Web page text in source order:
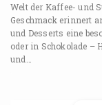
Welt der Kaffee- und
Geschmack erinnert
und Desserts eine
oder in Schokolade –
und…